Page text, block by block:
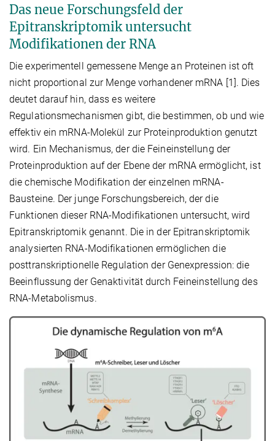
Das neue Forschungsfeld der
Epitranskriptomik untersucht
Modifikationen der RNA
Die experimentell gemessene Menge an Proteinen ist oft
nicht proportional zur Menge vorhandener mRNA [1]. Dies
deutet darauf hin, dass es weitere
Regulationsmechanismen gibt, die bestimmen, ob und wie
effektiv ein mRNA-Molekül zur Proteinproduktion genutzt
wird. Ein Mechanismus, der die Feineinstellung der
Proteinproduktion auf der Ebene der mRNA ermöglicht, ist
die chemische Modifikation der einzelnen mRNA-
Bausteine. Der junge Forschungsbereich, der die
Funktionen dieser RNA-Modifikationen untersucht, wird
Epitranskriptomik genannt. Die in der Epitranskriptomik
analysierten RNA-Modifikationen ermöglichen die
posttranskriptionelle Regulation der Genexpression: die
Beeinflussung der Genaktivität durch Feineinstellung des
RNA-Metabolismus.